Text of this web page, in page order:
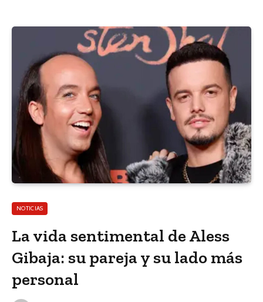
NOTICIAS
La vida sentimental de Aless
Gibaja: su pareja y su lado más
personal